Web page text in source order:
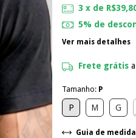
3 x de
5% de
Ver mais detalhes
Frete grátis
Tamanho: P
P M G
Guia de